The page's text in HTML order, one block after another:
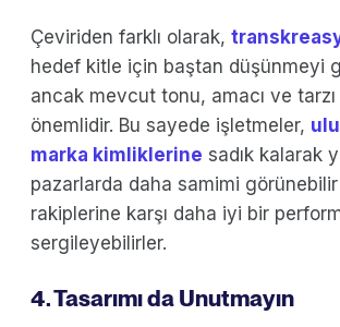
Çeviriden farklı olarak,
hedef kitle için baştan düşünmeyi
ancak mevcut tonu, amacı ve
önemlidir. Bu sayede işletmeler,
marka kimliklerine sadık kalarak
pazarlarda daha samimi
rakiplerine karşı daha iyi bir
sergileyebilirler.
4. Tasarımı da Unutmayın